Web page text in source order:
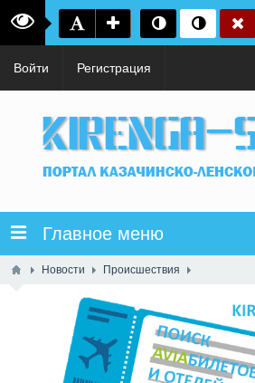
Войти Регистрация
Главное меню
Новости Происшествия